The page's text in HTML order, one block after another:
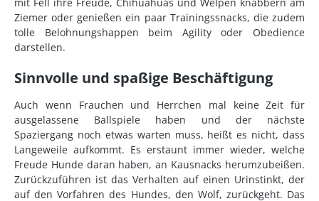
Ziemer oder genießen ein paar Trainingssnacks, die zudem
tolle Belohnungshappen beim Agility oder Obedience
darstellen.
Sinnvolle und spaßige Beschäftigung
Auch wenn Frauchen und Herrchen mal keine Zeit für
ausgelassene Ballspiele haben und der nächste
Spaziergang noch etwas warten muss, heißt es nicht, dass
Langeweile aufkommt. Es erstaunt immer wieder, welche
Freude Hunde daran haben, an Kausnacks herumzubeißen.
Zurückzuführen ist das Verhalten auf einen Urinstinkt, der
auf den Vorfahren des Hundes, den Wolf, zurückgeht. Das